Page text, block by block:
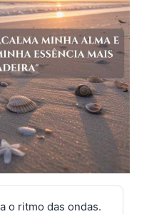
o ritmo das ondas.